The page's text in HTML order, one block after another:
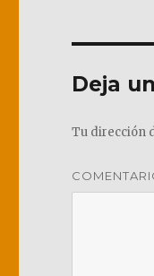
Deja
Tu dirección